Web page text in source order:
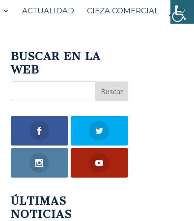
ACTUALIDAD CIEZA COMERCIAL
BUSCAR EN LA
WEB
ÚLTIMAS
NOTICIAS